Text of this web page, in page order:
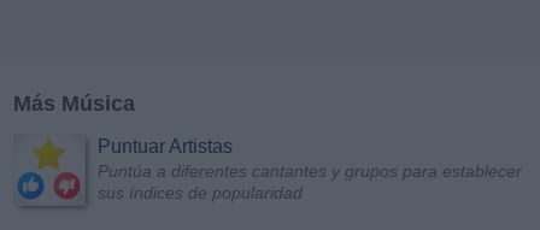
Más Música
Puntuar Artistas
Puntúa a diferentes cantantes y grupos para establecer
sus índices de popularidad